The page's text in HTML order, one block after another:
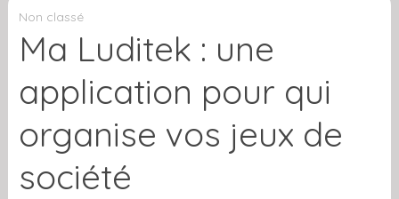
Non classé
Ma Luditek : une
application pour qui
organise vos jeux de
société